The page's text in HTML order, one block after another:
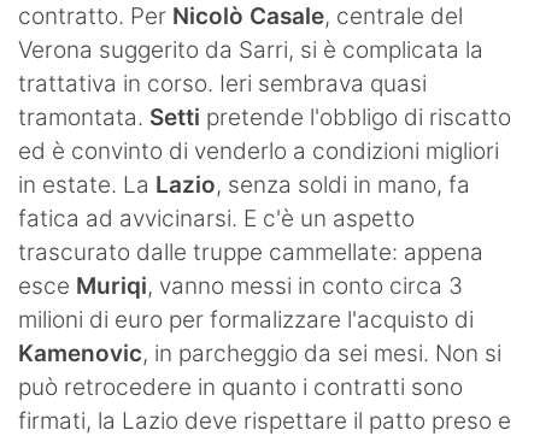
contratto. Per Nicolò Casale, centrale del
Verona suggerito da Sarri, si è complicata la
trattativa in corso. Ieri sembrava quasi
tramontata. Setti pretende l'obbligo di riscatto
ed è convinto di venderlo a condizioni migliori
in estate. La Lazio, senza soldi in mano, fa
fatica ad avvicinarsi. E c'è un aspetto
trascurato dalle truppe cammellate: appena
esce Muriqi, vanno messi in conto circa 3
milioni di euro per formalizzare l'acquisto di
Kamenovic, in parcheggio da sei mesi. Non si
può retrocedere in quanto i contratti sono
firmati, la Lazio deve rispettare il patto preso e